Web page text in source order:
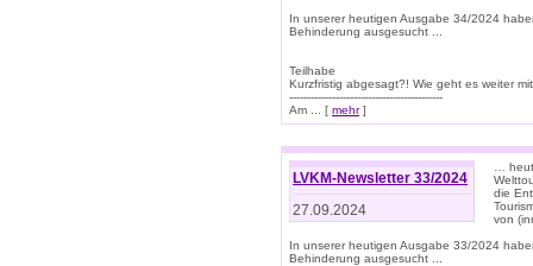
In unserer heutigen Ausgabe 34/2024
Behinderung ausgesucht ...
Teilhabe
Kurzfristig abgesagt?! Wie geht es weiter
-------------------------------------------
Am ... [ mehr]
LVKM-Newsletter 33/2024
27.09.2024
…
die
von
In unserer heutigen Ausgabe 33/2024
Behinderung ausgesucht ...